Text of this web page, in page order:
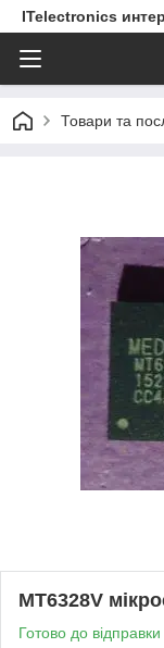
ITelectronics
Товари та
MT6328V
Готово до відправки